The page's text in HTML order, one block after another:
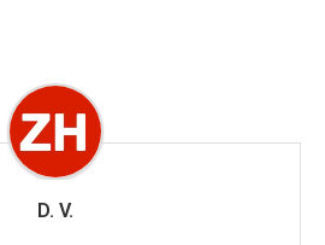
D. V.